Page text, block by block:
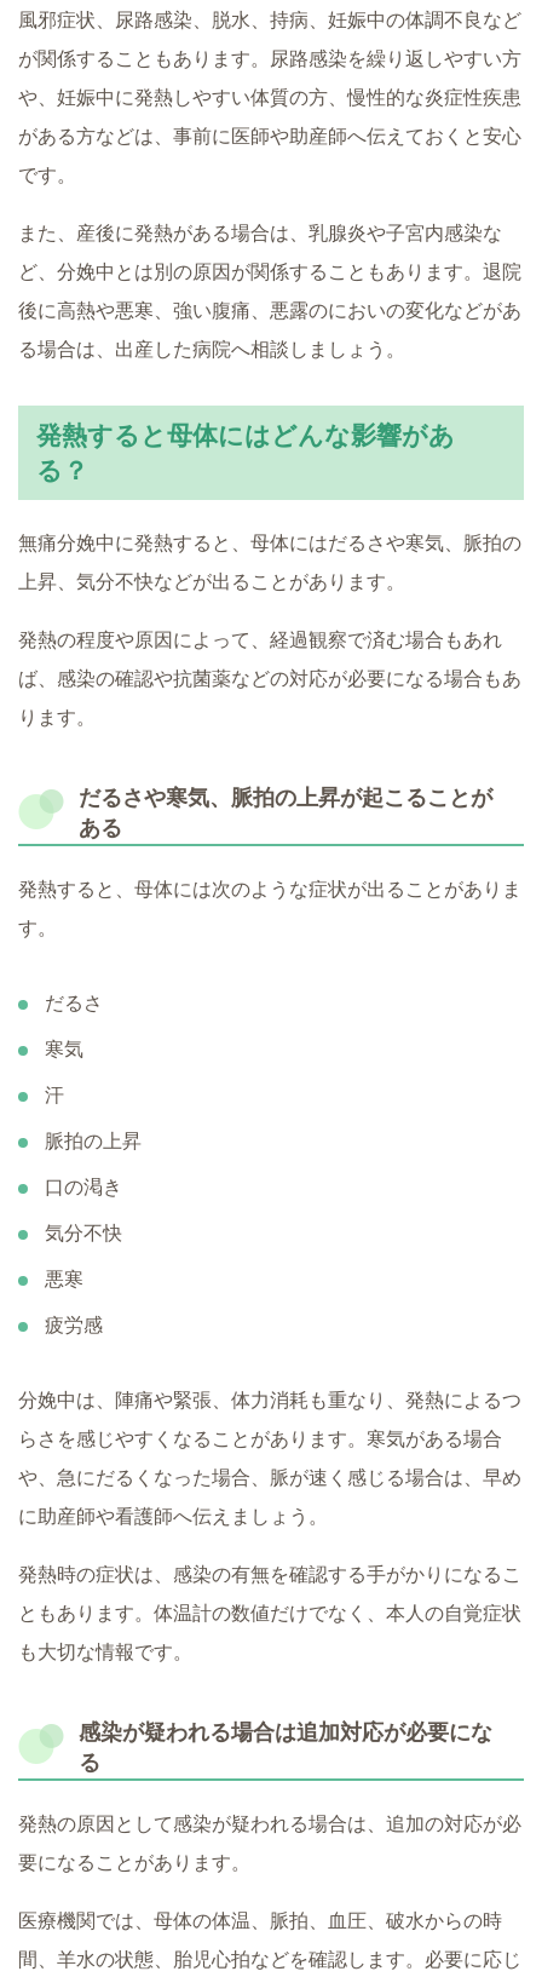
風邪症状、尿路感染、脱水、持病、妊娠中の体調不良など
が関係することもあります。尿路感染を繰り返しやすい方
や、妊娠中に発熱しやすい体質の方、慢性的な炎症性疾患
がある方などは、事前に医師や助産師へ伝えておくと安心
です。
また、産後に発熱がある場合は、乳腺炎や子宮内感染な
ど、分娩中とは別の原因が関係することもあります。退院
後に高熱や悪寒、強い腹痛、悪露のにおいの変化などがあ
る場合は、出産した病院へ相談しましょう。
発熱すると母体にはどんな影響があ
る？
無痛分娩中に発熱すると、母体にはだるさや寒気、脈拍の
上昇、気分不快などが出ることがあります。
発熱の程度や原因によって、経過観察で済む場合もあれ
ば、感染の確認や抗菌薬などの対応が必要になる場合もあ
ります。
だるさや寒気、脈拍の上昇が起こることが
ある
発熱すると、母体には次のような症状が出ることがありま
す。
だるさ
寒気
汗
脈拍の上昇
口の渇き
気分不快
悪寒
疲労感
分娩中は、陣痛や緊張、体力消耗も重なり、発熱によるつ
らさを感じやすくなることがあります。寒気がある場合
や、急にだるくなった場合、脈が速く感じる場合は、早め
に助産師や看護師へ伝えましょう。
発熱時の症状は、感染の有無を確認する手がかりになるこ
ともあります。体温計の数値だけでなく、本人の自覚症状
も大切な情報です。
感染が疑われる場合は追加対応が必要にな
る
発熱の原因として感染が疑われる場合は、追加の対応が必
要になることがあります。
医療機関では、母体の体温、脈拍、血圧、破水からの時
間、羊水の状態、胎児心拍などを確認します。必要に応じ